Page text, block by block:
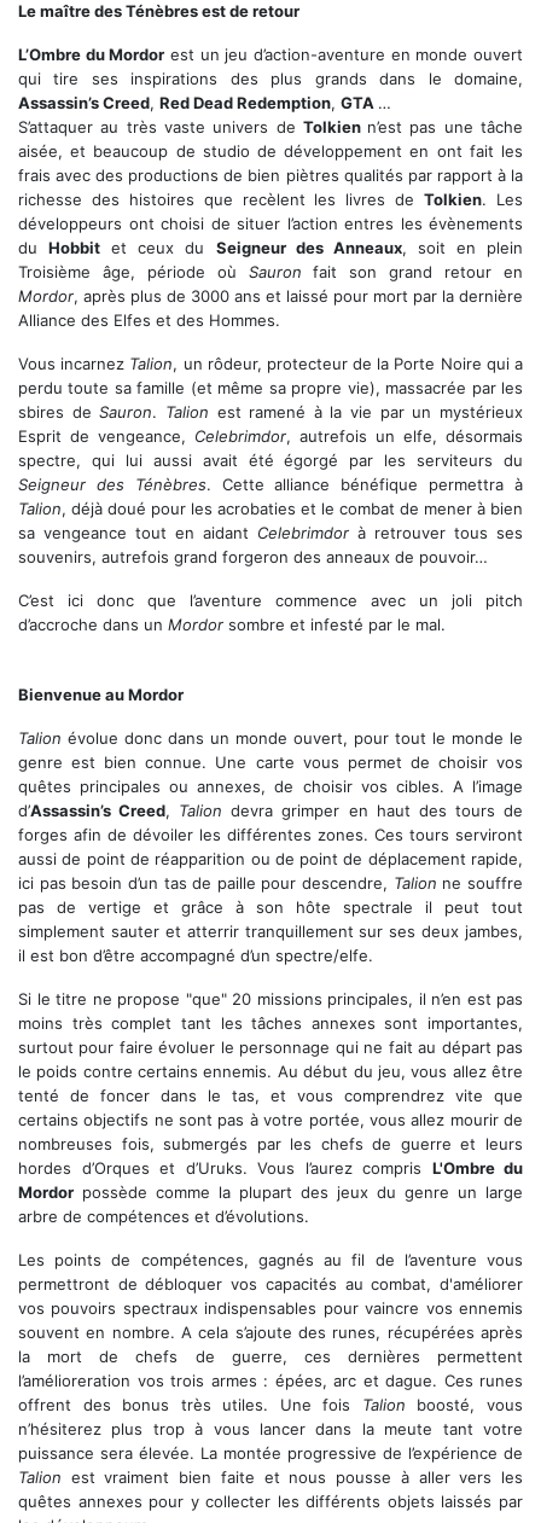
Le maître des Ténèbres est de retour
L’Ombre du Mordor est un jeu d’action-aventure en monde ouvert
qui tire ses inspirations des plus grands dans le domaine,
Assassin’s Creed, Red Dead Redemption, GTA …
S’attaquer au très vaste univers de Tolkien n’est pas une tâche
aisée, et beaucoup de studio de développement en ont fait les
frais avec des productions de bien piètres qualités par rapport à la
richesse des histoires que recèlent les livres deTolkien. Les
développeurs ont choisi de situer l’action entres les évènements
duHobbit et ceux du Seigneur des Anneaux, soit en plein
Troisième âge, période où Sauronfait son grand retour en
Mordor, après plus de 3000 ans et laissé pour mort par la dernière
Alliance des Elfes et des Hommes.
Vous incarnez Talion, un rôdeur, protecteur de la Porte Noire qui a
perdu toute sa famille (et même sa propre vie), massacrée par les
sbires deSauron. Talion est ramené à la vie par un mystérieux
Esprit de vengeance, Celebrimdor, autrefois un elfe, désormais
spectre, qui lui aussi avait été égorgé par les serviteurs du
Seigneur des Ténèbres. Cette alliance bénéfique permettra à
Talion, déjà doué pour les acrobaties et le combat de mener à bien
sa vengeance tout en aidant Celebrimdor à retrouver tous ses
souvenirs, autrefois grand forgeron des anneaux de pouvoir…
C’est ici donc que l’aventure commence avec un joli pitch
d’accroche dans un Mordor sombre et infesté par le mal.
Bienvenue au Mordor
Talion évolue donc dans un monde ouvert, pour tout le monde le
genre est bien connue. Une carte vous permet de choisir vos
quêtes principales ou annexes, de choisir vos cibles. A l’image
d’Assassin’s Creed, Taliondevra grimper en haut des tours de
forges afin de dévoiler les différentes zones. Ces tours serviront
aussi de point de réapparition ou de point de déplacement rapide,
ici pas besoin d’un tas de paille pour descendre, Talion ne souffre
pas de vertige et grâce à son hôte spectrale il peut tout
simplement sauter et atterrir tranquillement sur ses deux jambes,
il est bon d’être accompagné d’un spectre/elfe.
Si le titre ne propose "que" 20 missions principales, il n’en est pas
moins très complet tant les tâches annexes sont importantes,
surtout pour faire évoluer le personnage qui ne fait au départ pas
le poids contre certains ennemis. Au début du jeu, vous allez être
tenté de foncer dans le tas, et vous comprendrez vite que
certains objectifs ne sont pas à votre portée, vous allez mourir de
nombreuses fois, submergés par les chefs de guerre et leurs
hordes d’Orques et d’Uruks. Vous l’aurez compris L'Ombre du
Mordor possède comme la plupart des jeux du genre un large
arbre de compétences et d’évolutions.
Les points de compétences, gagnés au fil de l’aventure vous
permettront de débloquer vos capacités au combat, d'améliorer
vos pouvoirs spectraux indispensables pour vaincre vos ennemis
souvent en nombre. A cela s’ajoute des runes, récupérées après
la mort de chefs de guerre, ces dernières permettent
l’amélioreration vos trois armes : épées, arc et dague. Ces runes
offrent des bonus très utiles. Une fois Talion boosté, vous
n’hésiterez plus trop à vous lancer dans la meute tant votre
puissance sera élevée. La montée progressive de l’expérience de
Talion est vraiment bien faite et nous pousse à aller vers les
quêtes annexes pour y collecter les différents objets laissés par